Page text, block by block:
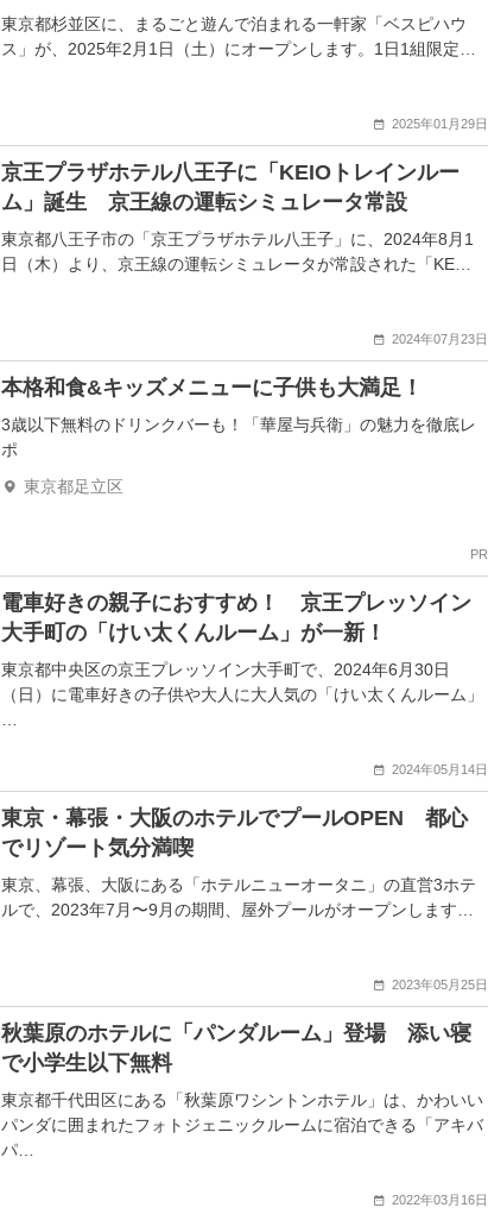
東京都杉並区に、まるごと遊んで泊まれる一軒家「ベスピハウ
ス」が、2025年2月1日（土）にオープンします。1日1組限定…
2025年01月29日
京王プラザホテル八王子に「KEIOトレインルー
ム」誕生 京王線の運転シミュレータ常設
東京都八王子市の「京王プラザホテル八王子」に、2024年8月1
日（木）より、京王線の運転シミュレータが常設された「KE…
2024年07月23日
本格和食&キッズメニューに子供も大満足！
3歳以下無料のドリンクバーも！「華屋与兵衛」の魅力を徹底レ
ポ
東京都足立区
PR
電車好きの親子におすすめ！ 京王プレッソイン
大手町の「けい太くんルーム」が一新！
東京都中央区の京王プレッソイン大手町で、2024年6月30日
（日）に電車好きの子供や大人に大人気の「けい太くんルーム」
2024年05月14日
東京・幕張・大阪のホテルでプールOPEN 都心
でリゾート気分満喫
東京、幕張、大阪にある「ホテルニューオータニ」の直営3ホテ
ルで、2023年7月〜9月の期間、屋外プールがオープンします…
2023年05月25日
秋葉原のホテルに「パンダルーム」登場 添い寝
で小学生以下無料
東京都千代田区にある「秋葉原ワシントンホテル」は、かわいい
パンダに囲まれたフォトジェニックルームに宿泊できる「アキバ
パ…
2022年03月16日